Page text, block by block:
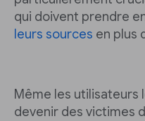
qui doivent prendre
leurs sources en plus
Même les utilisateurs
devenir des victimes